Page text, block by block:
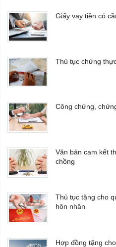
Giấy vay tiền có
Thủ tục chứng
Công chứng,
Văn bản cam kết
chồng
Thủ tục tặng cho
hôn nhân
Hợp đồng tặng